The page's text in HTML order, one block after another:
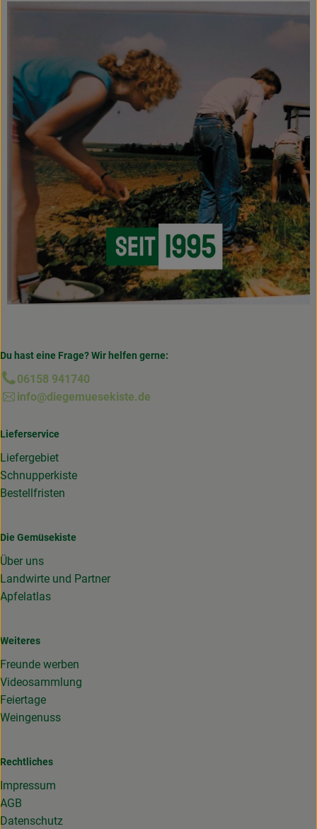
Du hast eine Frage? Wir helfen gerne:
06158 941740
info@diegemuesekiste.de
Lieferservice
Liefergebiet
Schnupperkiste
Bestellfristen
Die Gemüsekiste
Über uns
Landwirte und Partner
Apfelatlas
Weiteres
Freunde werben
Videosammlung
Feiertage
Weingenuss
Rechtliches
Impressum
AGB
Datenschutz